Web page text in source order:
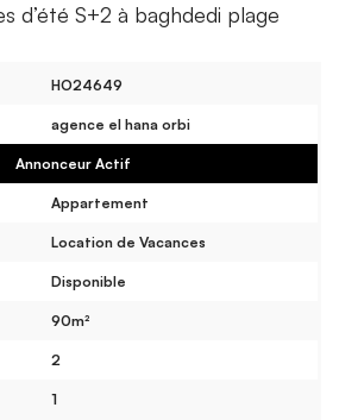
d’été S+2 à baghdedi plage
HO24649
agence el hana orbi
Annonceur Actif
Appartement
Location de Vacances
Disponible
90m²
2
1